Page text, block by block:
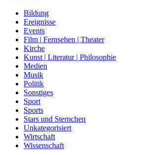
Bildung
Ereignisse
Events
Film | Fernsehen | Theater
Kirche
Kunst | Literatur | Philosophie
Medien
Musik
Politik
Sonstiges
Sport
Sports
Stars und Sternchen
Unkategorisiert
Wirtschaft
Wissenschaft